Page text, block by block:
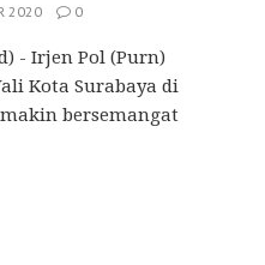
2020 0
- Irjen Pol (Purn)
Kota Surabaya di
bersemangat